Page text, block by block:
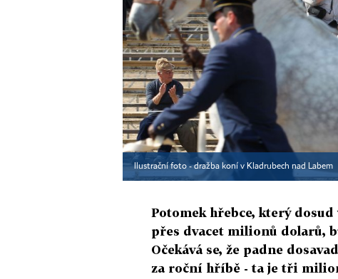
Ilustrační foto - dražba koní v Kladrubech nad Labem
Potomek hřebce, který
přes dvacet milionů dolarů,
Očekává se, že padne
za roční hříbě - ta je tři